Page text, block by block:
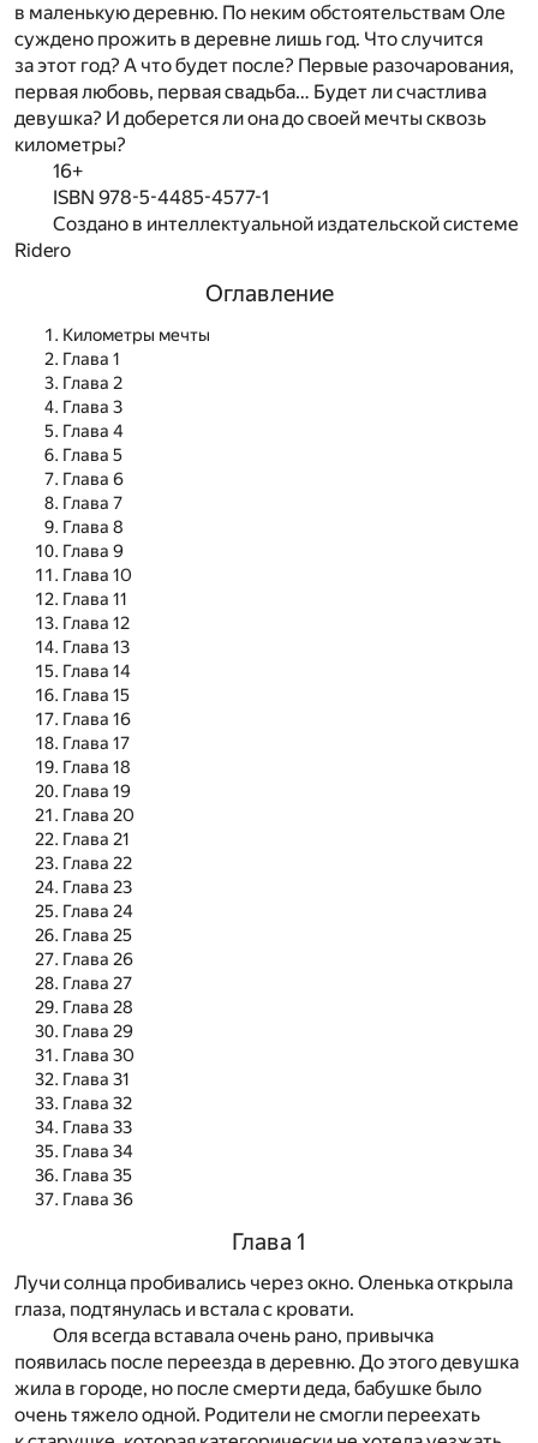
в маленькую деревню. По неким обстоятельствам Оле
суждено прожить в деревне лишь год. Что случится
за этот год? А что будет после? Первые разочарования,
первая любовь, первая свадьба… Будет ли счастлива
девушка? И доберется ли она до своей мечты сквозь
километры?
16+
ISBN 978-5-4485-4577-1
Создано в интеллектуальной издательской системе
Ridero
Оглавление
Километры мечты
Глава 1
Глава 2
Глава 3
Глава 4
Глава 5
Глава 6
Глава 7
Глава 8
Глава 9
Глава 10
Глава 11
Глава 12
Глава 13
Глава 14
Глава 15
Глава 16
Глава 17
Глава 18
Глава 19
Глава 20
Глава 21
Глава 22
Глава 23
Глава 24
Глава 25
Глава 26
Глава 27
Глава 28
Глава 29
Глава 30
Глава 31
Глава 32
Глава 33
Глава 34
Глава 35
Глава 36
Глава 1
Лучи солнца пробивались через окно. Оленька открыла
глаза, подтянулась и встала с кровати.
Оля всегда вставала очень рано, привычка
появилась после переезда в деревню. До этого девушка
жила в городе, но после смерти деда, бабушке было
очень тяжело одной. Родители не смогли переехать